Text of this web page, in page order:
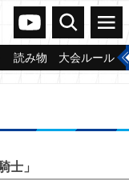
ヴァンガードch
検索 メニュー
読み物 大会ルール
士」